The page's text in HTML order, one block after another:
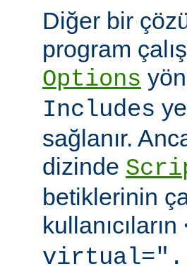
Diğer bir
program
Options
Includes
sağlanır.
dizinde
betiklerinin
kullanıcıların